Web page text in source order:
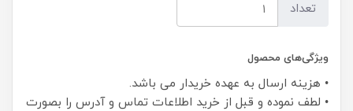
تعداد
ویژگی‌های محصول
• هزینه ارسال به عهده خریدار می باشد.
• لطف نموده و قبل از خرید اطلاعات تماس و آدرس را بصورت